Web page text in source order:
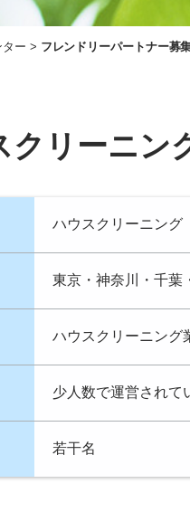
ー フレンドリーパートナー募
クリーニン
ハウスクリーニング
東京・神奈川・千葉
ハウスクリーニング
少人数で運営されて
若干名